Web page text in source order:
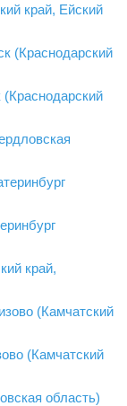
область)